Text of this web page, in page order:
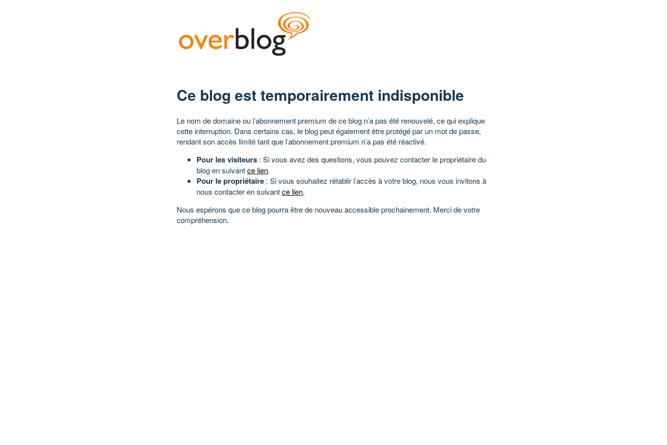
Ce blog est temporairement indisponible
Le nom de domaine ou l’abonnement premium de ce blog n’a pas été renouvelé, ce qui explique
cette interruption. Dans certains cas, le blog peut également être protégé par un mot de passe,
rendant son accès limité tant que l’abonnement premium n’a pas été réactivé.
Pour les visiteurs : Si vous avez des questions, vous pouvez contacter le propriétaire du
blog en suivantce lien.
Pour le propriétaire : Si vous souhaitez rétablir l’accès à votre blog, nous vous invitons à
nous contacter en suivantce lien.
Nous espérons que ce blog pourra être de nouveau accessible prochainement. Merci de votre
compréhension.